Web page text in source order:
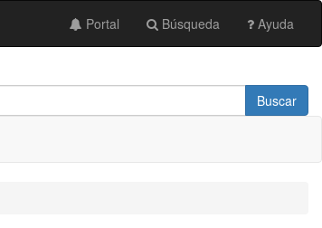
Portal Búsqueda Ayuda